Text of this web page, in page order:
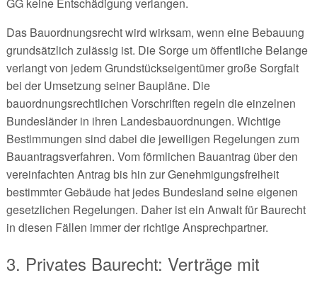
Das Bauordnungsrecht wird wirksam, wenn eine Bebauung
grundsätzlich zulässig ist. Die Sorge um öffentliche Belange
verlangt von jedem Grundstückseigentümer große Sorgfalt
bei der Umsetzung seiner Baupläne. Die
bauordnungsrechtlichen Vorschriften regeln die einzelnen
Bundesländer in ihren Landesbauordnungen. Wichtige
Bestimmungen sind dabei die jeweiligen Regelungen zum
Bauantragsverfahren. Vom förmlichen Bauantrag über den
vereinfachten Antrag bis hin zur Genehmigungsfreiheit
bestimmter Gebäude hat jedes Bundesland seine eigenen
gesetzlichen Regelungen. Daher ist ein Anwalt für Baurecht
in diesen Fällen immer der richtige Ansprechpartner.
3. Privates Baurecht: Verträge mit